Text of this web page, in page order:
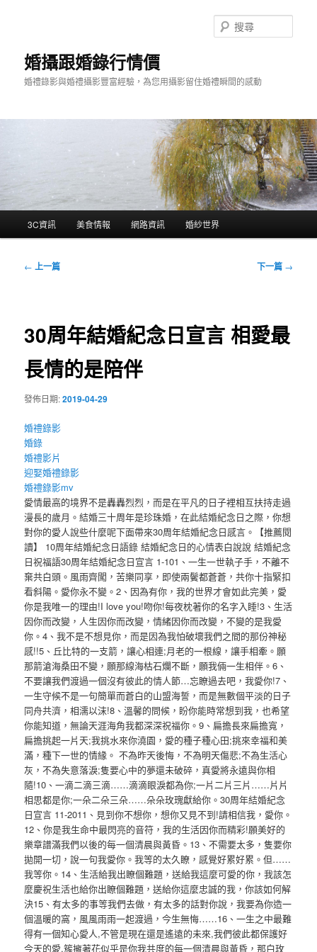
婚攝跟婚錄行情價
婚禮錄影與婚禮攝影豐富經驗，為您用攝影留住婚禮瞬間的感動
尋
3C資訊 美食情報 網路資訊 婚紗世界
文
← 上一篇 下一篇 →
30周年結婚紀念日宣言 相愛最
長情的是陪伴
發佈日期:2019-04-29
婚禮錄影
婚錄
婚禮影片
迎娶婚禮錄影
婚禮錄影mv
愛情最高的境界不是轟轟烈烈，而是在平凡的日子裡相互扶持走過
漫長的歲月。結婚三十周年是珍珠婚，在此結婚紀念日之際，你想
對你的愛人說些什麼呢下面帶來30周年結婚紀念日感言。【推薦閱
讀】 10周年結婚紀念日語錄 結婚紀念日的心情表白說說 結婚紀念
日祝福語30周年結婚紀念日宣言 1-101、一生一世執子手，不離不
棄共白頭。風雨齊闖，苦樂同享，即使兩鬢都蒼蒼，共你十指緊扣
看斜陽。愛你永不變。2、因為有你，我的世界才會如此完美，愛
你是我唯一的理由!I love you!吻你!每夜枕著你的名字入睡!3、生活
因你而改變，人生因你而改變，情緒因你而改變，不變的是我愛
你。4、我不是不想見你，而是因為我怕破壞我們之間的那份神秘
感!!5、丘比特的一支箭，讓心相連;月老的一根線，讓手相牽。願
那箭滄海桑田不變，願那線海枯石爛不斷，願我倆一生相伴。6、
不要讓我們渡過一個沒有彼此的情人節…忘瞭過去吧，我愛你!7、
一生守候不是一句簡單而蒼白的山盟海誓，而是無數個平淡的日子
同舟共濟，相濡以沫!8、溫馨的問候，盼你能時常想到我，也希望
你能知道，無論天涯海角我都深深祝福你。9、扁擔長來扁擔寬，
扁擔挑起一片天;我挑水來你澆園，愛的種子種心田;挑來幸福和美
滿，種下一世的情緣。 不為昨天後悔，不為明天傷悲;不為生活心
灰，不為失意落淚;隻要心中的夢還未破碎，真愛將永遠與你相
隨!10、一滴二滴三滴……滴滴眼淚都為你;一片二片三片……片片
相思都是你;一朵二朵三朵……朵朵玫瑰獻給你。30周年結婚紀念
日宣言 11-2011、見到你不想你，想你又見不到!請相信我，愛你。
12、你是我生命中最閃亮的音符，我的生活因你而精彩!願美好的
樂章譜滿我們以後的每一個清晨與黃昏。13、不需要太多，隻要你
拋開一切，說一句我愛你。我等的太久瞭，感覺好累好累。但……
我等你。14、生活給我出瞭個難題，送給我這麼可愛的你，我該怎
麼慶祝生活也給你出瞭個難題，送給你這麼忠誠的我，你該如何解
決15、有太多的事等我們去做，有太多的話對你說，我要為你造一
個溫暖的窩，風風雨雨一起渡過，今生無悔……16、一生之中最難
得有一個知心愛人,不管是現在還是遙遠的未來,我們彼此都保護好
今天的愛.簇擁著花似乎是你我共度的每一個清晨與黃昏，那白玫